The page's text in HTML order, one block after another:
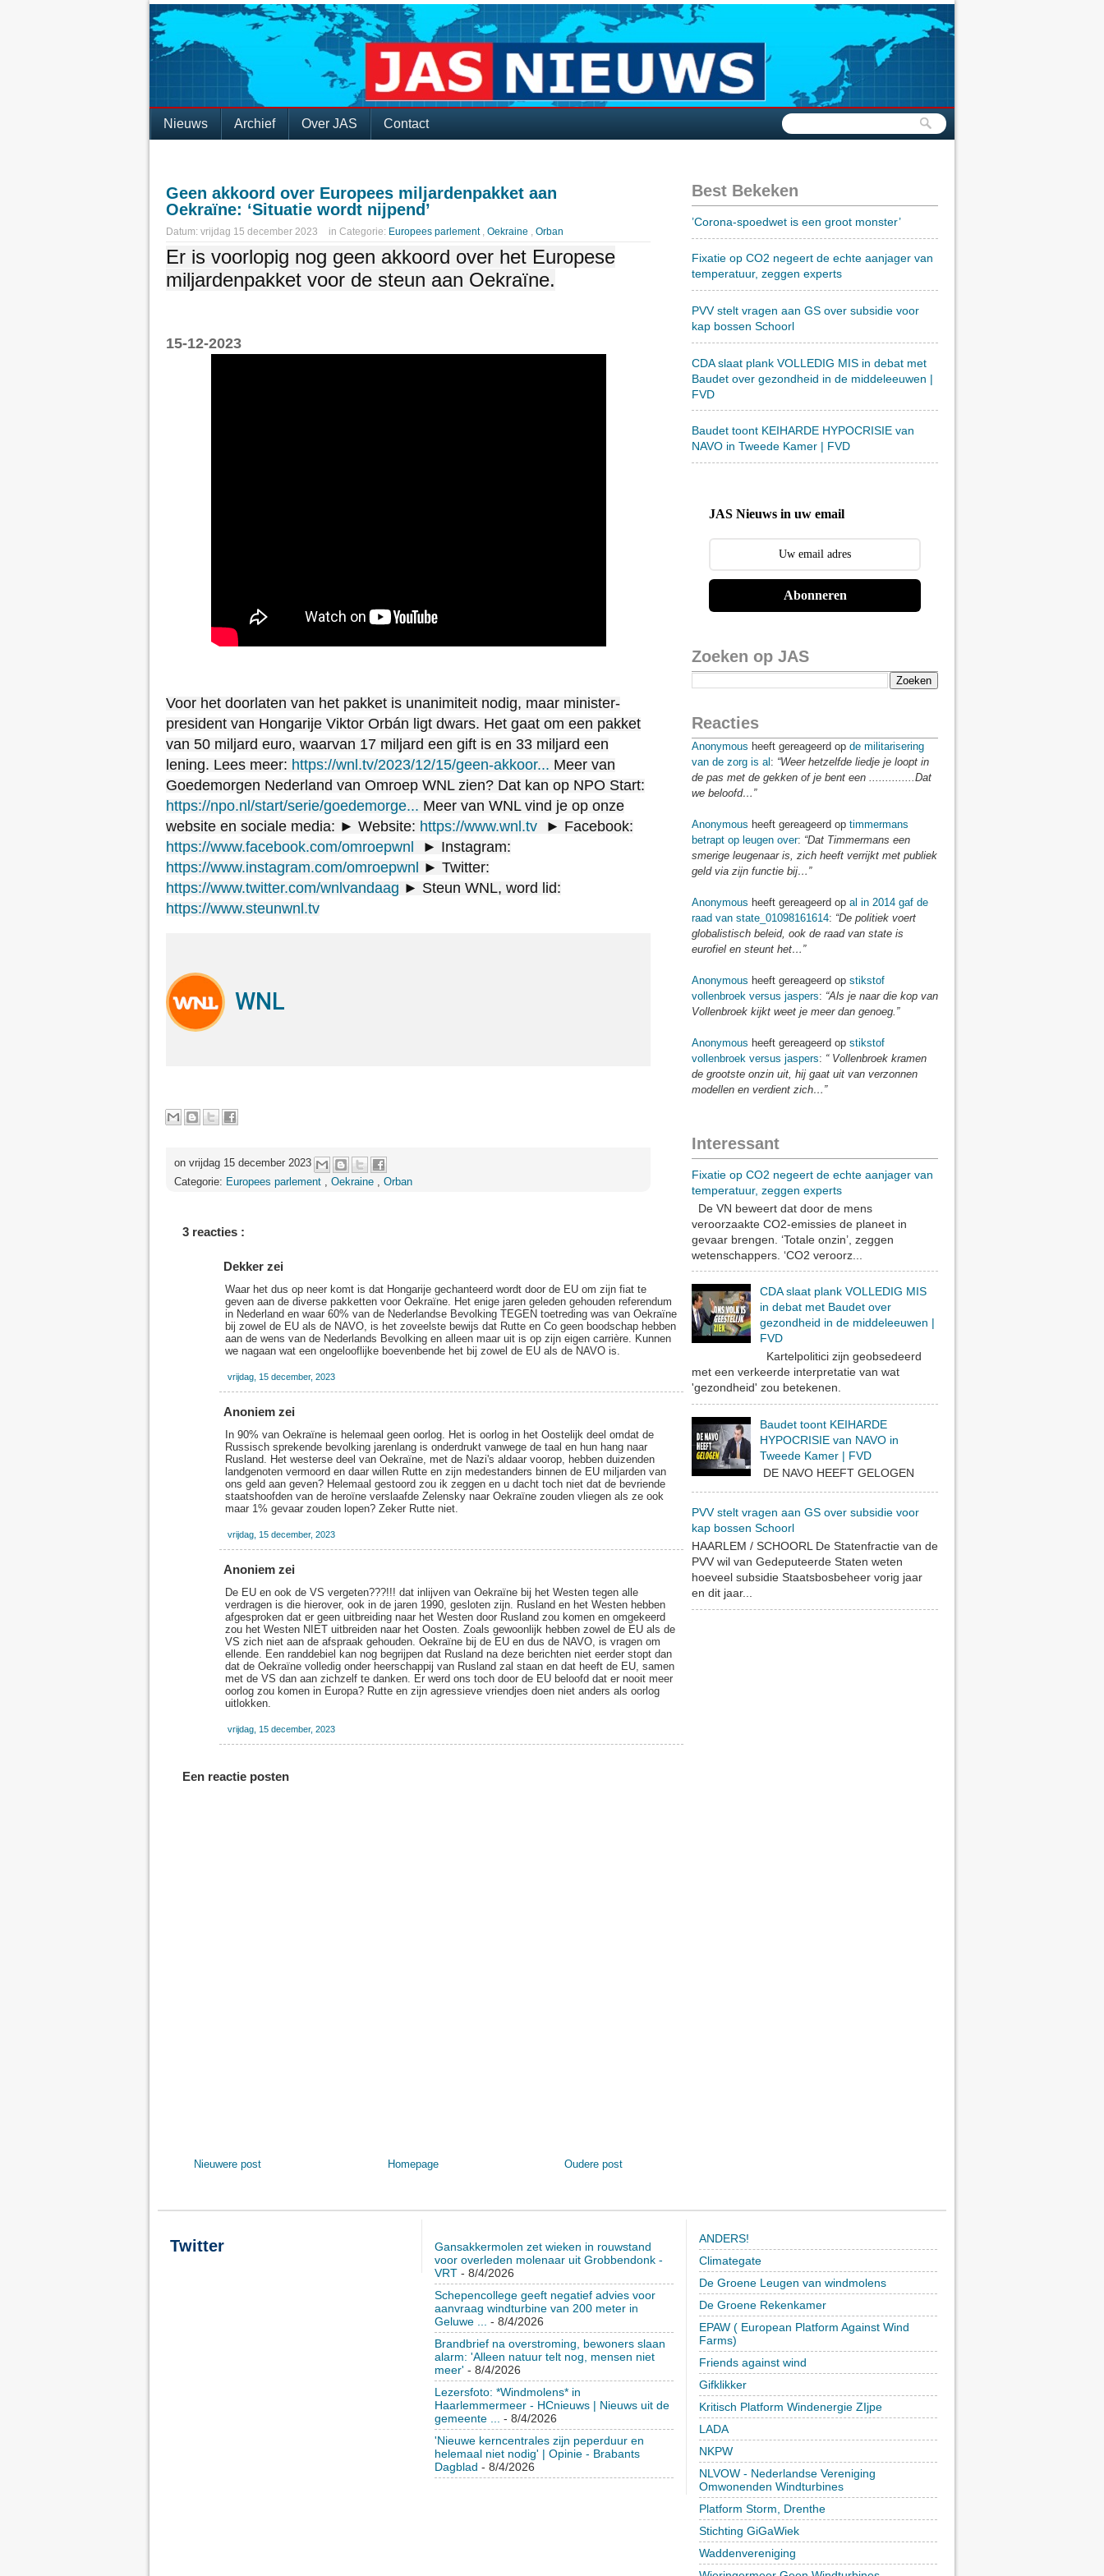
Nieuws Archief Over JAS Contact
Geen akkoord over Europees miljardenpakket aan
Oekraïne: ‘Situatie wordt nijpend’
Datum: vrijdag 15 december 2023 in Categorie: Europees parlement , Oekraine , Orban
Er is voorlopig nog geen akkoord over het Europese
miljardenpakket voor de steun aan Oekraïne.
15-12-2023
Voor het doorlaten van het pakket is unanimiteit nodig, maar minister-
president van Hongarije Viktor Orbán ligt dwars. Het gaat om een pakket
van 50 miljard euro, waarvan 17 miljard een gift is en 33 miljard een
lening. Lees meer: https://wnl.tv/2023/12/15/geen-akkoor... Meer van
Goedemorgen Nederland van Omroep WNL zien? Dat kan op NPO Start:
https://npo.nl/start/serie/goedemorge... Meer van WNL vind je op onze
website en sociale media: ► Website: https://www.wnl.tv ► Facebook:
https://www.facebook.com/omroepwnl
► Instagram:
https://www.instagram.com/omroepwnl
► Twitter:
https://www.twitter.com/wnlvandaag ► Steun WNL, word lid:
https://www.steunwnl.tv
WNL
on vrijdag 15 december 2023
Categorie: Europees parlement , Oekraine , Orban
3 reacties :
Dekker zei
Waar het dus op neer komt is dat Hongarije gechanteerd wordt door de EU om zijn fiat te
geven aan de diverse pakketten voor Oekraïne. Het enige jaren geleden gehouden referendum
in Nederland en waar 60% van de Nederlandse Bevolking TEGEN toetreding was van Oekraïne
bij zowel de EU als de NAVO, is het zoveelste bewijs dat Rutte en Co geen boodschap hebben
aan de wens van de Nederlands Bevolking en alleen maar uit is op zijn eigen carrière. Kunnen
we nagaan wat een ongelooflijke boevenbende het bij zowel de EU als de NAVO is.
vrijdag, 15 december, 2023
Anoniem zei
In 90% van Oekraïne is helemaal geen oorlog. Het is oorlog in het Oostelijk deel omdat de
Russisch sprekende bevolking jarenlang is onderdrukt vanwege de taal en hun hang naar
Rusland. Het westerse deel van Oekraïne, met de Nazi's aldaar voorop, hebben duizenden
landgenoten vermoord en daar willen Rutte en zijn medestanders binnen de EU miljarden van
ons geld aan geven? Helemaal gestoord zou ik zeggen en u dacht toch niet dat de bevriende
staatshoofden van de heroïne verslaafde Zelensky naar Oekraïne zouden vliegen als ze ook
maar 1% gevaar zouden lopen? Zeker Rutte niet.
vrijdag, 15 december, 2023
Anoniem zei
De EU en ook de VS vergeten???!!! dat inlijven van Oekraïne bij het Westen tegen alle
verdragen is die hierover, ook in de jaren 1990, gesloten zijn. Rusland en het Westen hebben
afgesproken dat er geen uitbreiding naar het Westen door Rusland zou komen en omgekeerd
zou het Westen NIET uitbreiden naar het Oosten. Zoals gewoonlijk hebben zowel de EU als de
VS zich niet aan de afspraak gehouden. Oekraïne bij de EU en dus de NAVO, is vragen om
ellende. Een randdebiel kan nog begrijpen dat Rusland na deze berichten niet eerder stopt dan
dat de Oekraïne volledig onder heerschappij van Rusland zal staan en dat heeft de EU, samen
met de VS dan aan zichzelf te danken. Er werd ons toch door de EU beloofd dat er nooit meer
oorlog zou komen in Europa? Rutte en zijn agressieve vriendjes doen niet anders als oorlog
uitlokken.
vrijdag, 15 december, 2023
Een reactie posten
Nieuwere post Oudere post
Homepage
Best Bekeken
’Corona-spoedwet is een groot monster’
Fixatie op CO2 negeert de echte aanjager van
temperatuur, zeggen experts
PVV stelt vragen aan GS over subsidie voor
kap bossen Schoorl
CDA slaat plank VOLLEDIG MIS in debat met
Baudet over gezondheid in de middeleeuwen |
FVD
Baudet toont KEIHARDE HYPOCRISIE van
NAVO in Tweede Kamer | FVD
JAS Nieuws in uw email
Abonneren
Zoeken op JAS
Reacties
Anonymous heeft gereageerd op de militarisering
van de zorg is al : “Weer hetzelfde liedje je loopt in
de pas met de gekken of je bent een ..............Dat
we beloofd…”
Anonymous heeft gereageerd op timmermans
betrapt op leugen over: “Dat Timmermans een
smerige leugenaar is, zich heeft verrijkt met publiek
geld via zijn functie bij…”
Anonymous heeft gereageerd op al in 2014 gaf de
raad van state_01098161614: “De politiek voert
globalistisch beleid, ook de raad van state is
eurofiel en steunt het…”
Anonymous heeft gereageerd op stikstof
vollenbroek versus jaspers: “Als je naar die kop van
Vollenbroek kijkt weet je meer dan genoeg.”
Anonymous heeft gereageerd op stikstof
vollenbroek versus jaspers: “ Vollenbroek kramen
de grootste onzin uit, hij gaat uit van verzonnen
modellen en verdient zich…”
Interessant
Fixatie op CO2 negeert de echte aanjager van
temperatuur, zeggen experts
De VN beweert dat door de mens
veroorzaakte CO2-emissies de planeet in
gevaar brengen. ‘Totale onzin’, zeggen
wetenschappers. ‘CO2 veroorz...
CDA slaat plank VOLLEDIG MIS
in debat met Baudet over
gezondheid in de middeleeuwen |
FVD
Kartelpolitici zijn geobsedeerd
met een verkeerde interpretatie van wat
'gezondheid' zou betekenen.
Baudet toont KEIHARDE
HYPOCRISIE van NAVO in
Tweede Kamer | FVD
DE NAVO HEEFT GELOGEN
PVV stelt vragen aan GS over subsidie voor
kap bossen Schoorl
HAARLEM / SCHOORL De Statenfractie van de
PVV wil van Gedeputeerde Staten weten
hoeveel subsidie Staatsbosbeheer vorig jaar
en dit jaar...
Twitter
Gansakkermolen zet wieken in rouwstand
voor overleden molenaar uit Grobbendonk -
VRT- 8/4/2026
Schepencollege geeft negatief advies voor
aanvraag windturbine van 200 meter in
Geluwe ...
- 8/4/2026
Brandbrief na overstroming, bewoners slaan
alarm: 'Alleen natuur telt nog, mensen niet
meer' - 8/4/2026
Lezersfoto: *Windmolens* in
Haarlemmermeer - HCnieuws | Nieuws uit de
gemeente ...
- 8/4/2026
'Nieuwe kerncentrales zijn peperduur en
helemaal niet nodig' | Opinie - Brabants
Dagblad - 8/4/2026
ANDERS!
Climategate
De Groene Leugen van windmolens
De Groene Rekenkamer
EPAW ( European Platform Against Wind
Farms)
Friends against wind
Gifklikker
Kritisch Platform Windenergie ZIjpe
LADA
NKPW
NLVOW - Nederlandse Vereniging
Omwonenden Windturbines
Platform Storm, Drenthe
Stichting GiGaWiek
Waddenvereniging